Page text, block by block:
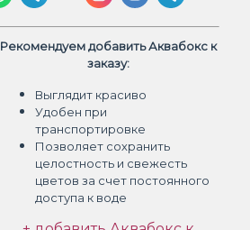
Рекомендуем добавить Аквабокс к
заказу:
Выглядит красиво
Удобен при
транспортировке
Позволяет сохранить
целостность и свежесть
цветов за счет постоянного
доступа к воде